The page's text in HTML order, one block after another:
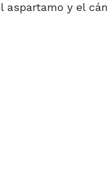
aspartamo y el